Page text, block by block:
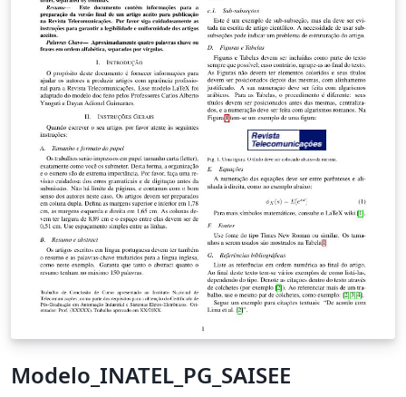
Modelo_INATEL_PG_SAISEE